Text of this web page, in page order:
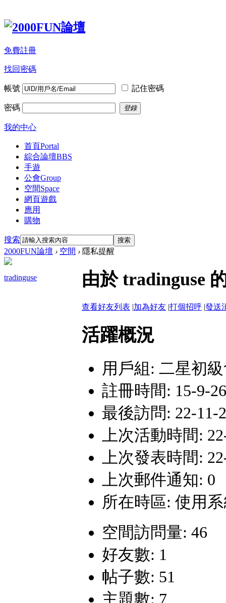
免費註冊
找回密碼
帳號 記住密碼
密碼 登錄
我的中心
首頁Portal
綜合論壇BBS
手遊
公會Group
空間Space
網頁遊戲
應用
購物
搜索 搜索
2000FUN論壇 › 空間 › 隱私提醒
tradinguse 由於 tradinguse
查看好友列表 |加為好友 |打個招呼 |發送
活躍概況
用戶組: 二星初
註冊時間: 15-9-
最後訪問: 22-11-
上次活動時間:
上次發表時間:
上次郵件通知: 0
所在時區: 使用
空間訪問量: 46
好友數: 1
帖子數: 51
主題數: 7